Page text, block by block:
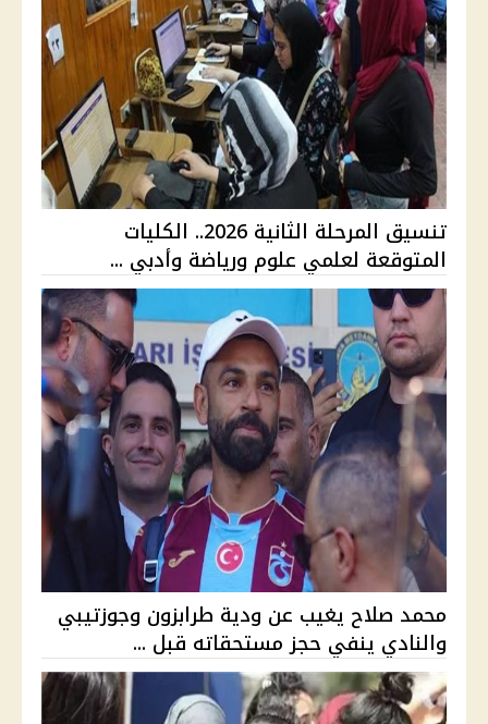
تنسيق المرحلة الثانية 2026.. الكليات
المتوقعة لعلمي علوم ورياضة وأدبي ...
محمد صلاح يغيب عن ودية طرابزون وجوزتيبي
والنادي ينفي حجز مستحقاته قبل ...